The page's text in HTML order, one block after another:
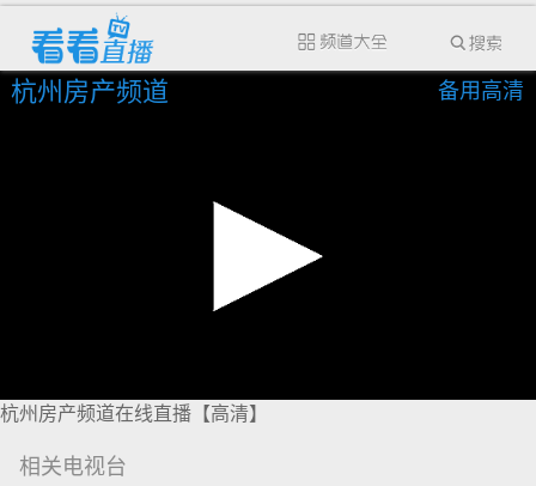
杭州房产频道 备用高清
杭州房产频道在线直播【高清】
相关电视台